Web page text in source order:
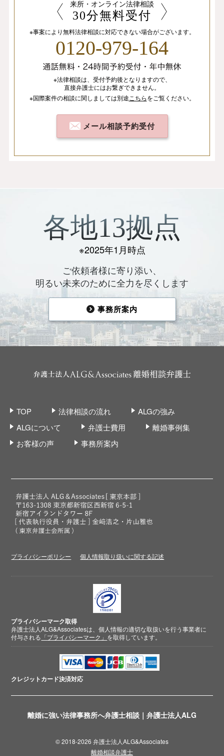
離婚に強い法律事務所へ弁護士相談｜弁護士法人ALG
来所・オンライン法律相談
30分無料受付
※事案により無料法律相談に対応できない場合がございます。
0120-979-164
※法律相談は、 受付予約後となりますので、
直接弁護士にはお繋ぎできません。
※国際案件の相談に関しましては別途 こちらをご覧ください。
メール相談予約受付
各地13拠点
※2025年1月時点
ご依頼者様に寄り添い、
明るい未来のために全力を尽くします
事務所案内
TOP 法律相談の流れ
ALGの強み
ALGについて
弁護士費用
離婚事例集
お客様の声
事務所案内
プライバシーポリシー 個人情報取り扱いに関する記述
プライバシーマーク取得
弁護士法人ALG&Associatesは、個人情報の適切な取扱いを行う事業者に
付与される 「プライバシーマーク」 を取得しています。
クレジットカード決済対応
© 2018-2026 弁護士法人ALG&Associates
離婚相談弁護士